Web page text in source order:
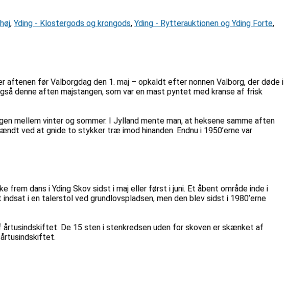
, Yding - Klostergods og krongods, Yding - Rytterauktionen og Yding Forte,
før Valborgdag den 1. maj – opkaldt efter nonnen Valborg, der døde i
denne aften majstangen, som var en mast pyntet med kranse af frisk
mellem vinter og sommer. I Jylland mente man, at heksene samme aften
ved at gnide to stykker træ imod hinanden. Endnu i 1950’erne var
frem dans i Yding Skov sidst i maj eller først i juni. Et åbent område inde i
i en talerstol ved grundlovspladsen, men den blev sidst i 1980’erne
De 15 sten i stenkredsen uden for skoven er skænket af